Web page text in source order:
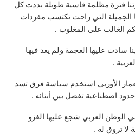
فترة مظلمة قاسية طويلة بددت كل
الجميلة التي راحت تكتسب مفردات
الغالب على المغلوب .
سادت عليها العجمة ولم يعد فيها
.
الأوربي استخدم سياسة فرق تسد
اصطناعية تفصل بين أبنائه .
الوطن العربي شجع عليها الغزو
لا تروق له .